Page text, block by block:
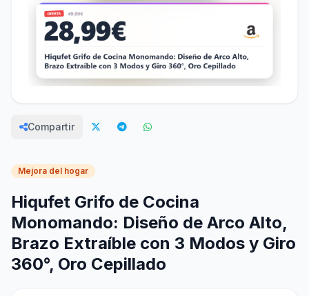
Compartir
Mejora del hogar
Hiqufet Grifo de Cocina
Monomando: Diseño de Arco Alto,
Brazo Extraíble con 3 Modos y Giro
360°, Oro Cepillado